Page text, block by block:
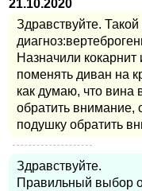
21.10.2020
Здравствуйте.
Назначили
поменять диван на
как думаю, что вина
обратить внимание,
подушку обратить
Здравствуйте.
Правильный выбор